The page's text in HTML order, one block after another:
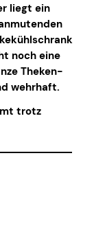
liegt ein
noch eine
Theken-
wehrhaft.
trotz